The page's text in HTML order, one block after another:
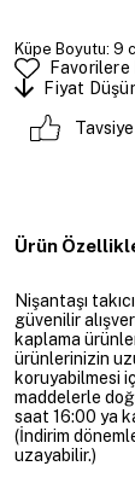
Küpe Boyutu: 9
Favorilere
Fiyat
Ürün
Nişantaşı
güvenilir
kaplama
ürünlerinizin
koruyabilmesi
maddelerle
saat 16:00 ya
(İndirim
uzayabilir.)